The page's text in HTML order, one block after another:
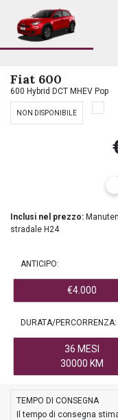
Fiat 600
600 Hybrid DCT MHEV Pop
NON DISPONIBILE
Inclusi nel prezzo:
stradale H24
ANTICIPO:
€4.000
DURATA/PERCORRENZA:
36 MESI
30000 KM
TEMPO DI CONSEGNA
Il tempo di consegna
VALUTA E VENDI